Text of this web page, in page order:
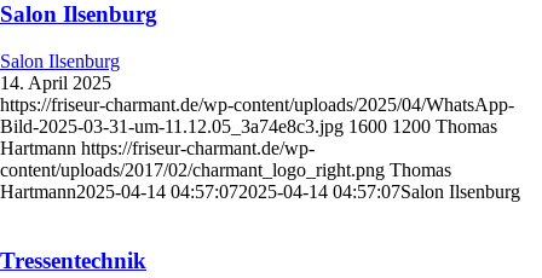
Salon Ilsenburg
Salon Ilsenburg
14. April 2025
https://friseur-charmant.de/wp-content/uploads/2025/04/WhatsApp-
Bild-2025-03-31-um-11.12.05_3a74e8c3.jpg 1600 1200 Thomas
Hartmann https://friseur-charmant.de/wp-
content/uploads/2017/02/charmant_logo_right.png Thomas
Hartmann2025-04-14 04:57:072025-04-14 04:57:07Salon Ilsenburg
Tressentechnik